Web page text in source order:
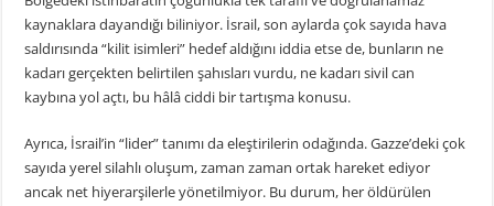
kaynaklara dayandığı biliniyor. İsrail, son aylarda çok sayıda hava
saldırısında “kilit isimleri” hedef aldığını iddia etse de, bunların ne
kadarı gerçekten belirtilen şahısları vurdu, ne kadarı sivil can
kaybına yol açtı, bu hâlâ ciddi bir tartışma konusu.
Ayrıca, İsrail’in “lider” tanımı da eleştirilerin odağında. Gazze’deki çok
sayıda yerel silahlı oluşum, zaman zaman ortak hareket ediyor
ancak net hiyerarşilerle yönetilmiyor. Bu durum, her öldürülen